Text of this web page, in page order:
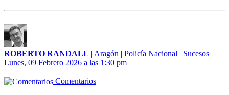
ROBERTO RANDALL | Aragón | Policía Nacional | Sucesos
Lunes, 09 Febrero 2026 a las 1:30 pm
Comentarios